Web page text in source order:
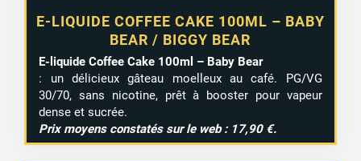
E-LIQUIDE COFFEE CAKE 100ML – BABY
BEAR / BIGGY BEAR
E-liquide Coffee Cake 100ml – Baby Bear
: un délicieux gâteau moelleux au café. PG/VG
30/70, sans nicotine, prêt à booster pour vapeur
dense et sucrée.
Prix moyens constatés sur le web : 17,90 €.